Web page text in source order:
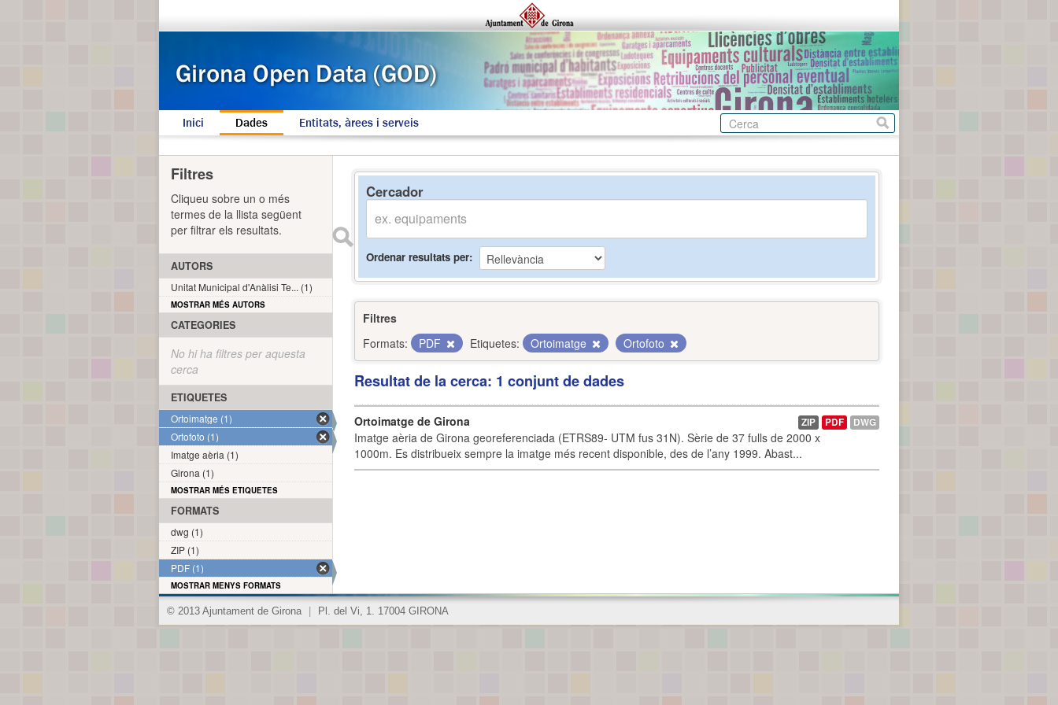
Inici Dades Entitats, àrees i serveis
Cercador
Ordenar resultats per
Filtres
Formats:
PDF Etiquetes: Ortoimatge Ortofoto
Resultat de la cerca: 1 conjunt de dades
Ortoimatge de Girona
Imatge aèria de Girona georeferenciada (ETRS89- UTM fus 31N). Sèrie de 37 fulls de 2000 x
1000m. Es distribueix sempre la imatge més recent disponible, des de l’any 1999. Abast...
ZIP PDF DWG
Filtres
Cliqueu sobre un o més
termes de la llista següent
per filtrar els resultats.
AUTORS
Unitat Municipal d'Anàlisi Te... (1)
MOSTRAR MÉS AUTORS
CATEGORIES
No hi ha filtres per aquesta
cerca
ETIQUETES
Ortoimatge (1)
Ortofoto (1)
Imatge aèria (1)
Girona (1)
MOSTRAR MÉS ETIQUETES
FORMATS
dwg (1)
ZIP (1)
PDF (1)
MOSTRAR MENYS FORMATS
© 2013 Ajuntament de Girona Pl. del Vi, 1. 17004 GIRONA